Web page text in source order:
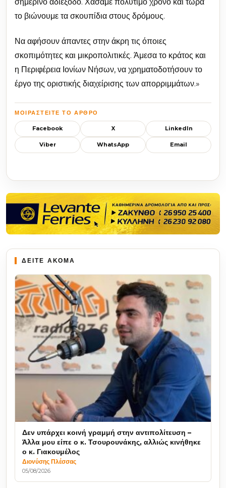
το βιώνουμε τα σκουπίδια στους δρόμους.
Να αφήσουν άπαντες στην άκρη τις όποιες
σκοπιμότητες και μικροπολιτικές. Άμεσα το κράτος και
η Περιφέρεια Ιονίων Νήσων, να χρηματοδοτήσουν το
έργο της οριστικής διαχείρισης των απορριμμάτων.»
ΜΟΙΡΑΣΤΕΊΤΕ ΤΟ ΆΡΘΡΟ
Facebook X LinkedIn
Viber WhatsApp Email
ΔΕΙΤΕ ΑΚΟΜΑ
Δεν υπάρχει κοινή γραμμή στην αντιπολίτευση –
Άλλα μου είπε ο κ. Τσουρουνάκης, αλλιώς κινήθηκε
ο κ. Γιακουμέλος
Διονύσης Πλέσσας
05/08/2026